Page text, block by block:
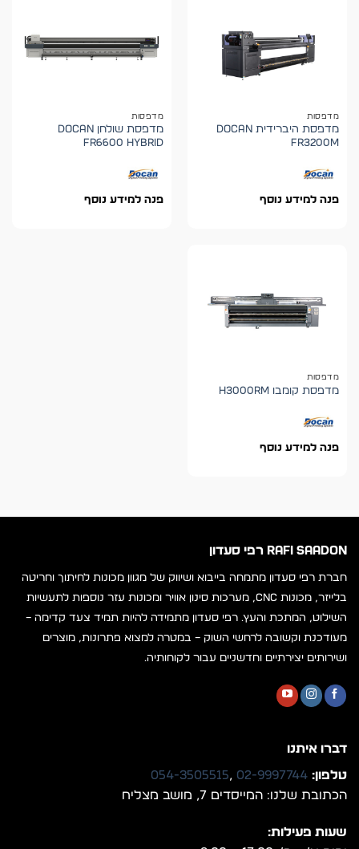
מדפסות
מדפסת היברידית DOCAN
FR3200M
פנה למידע נוסף
מדפסות
מדפסת שולחן DOCAN
FR6600 HYBRID
פנה למידע נוסף
מדפסות
מדפסת קומבו H3000RM
פנה למידע נוסף
RAFI SAADON רפי סעדון
חברת רפי סעדון מתמחה בייבוא ושיווק של מגוון מכונות לחיתוך וחריטה
בלייזר, מכונות CNC, מערכות סינון אוויר ומכונות עזר נוספות לתעשיות
השילוט, המתכת והעץ. רפי סעדון מתמידה להיות תמיד צעד קדימה –
מעודכנת וקשובה לרחשי השוק – במטרה למצוא פתרונות, מוצרים
ושירותים יצירתיים וחדשניים עבור לקוחותיה.
דברו איתנו
טלפון: 02-9997744
,
054-3505515
הכתובת שלנו: המייסדים 7, מושב מצליח
שעות פעילות: